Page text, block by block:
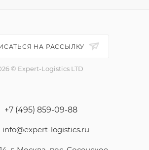
НА РАССЫЛКУ
© Expert-Logistics LTD
+7 (495) 859-09-88
info@expert-logistics.ru